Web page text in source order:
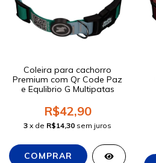
Coleira para cachorro
Premium com Qr Code Paz
e Equlibrio G Multipatas
R$42,90
3 x de R$14,30 sem juros